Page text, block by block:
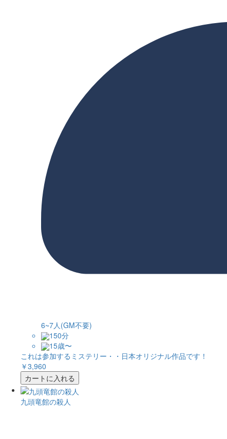
6~7人(GM不要)
150分
15歳〜
これは参加するミステリー・・日本オリジナル作品です！
￥3,960
カートに入れる
九頭竜館の殺人